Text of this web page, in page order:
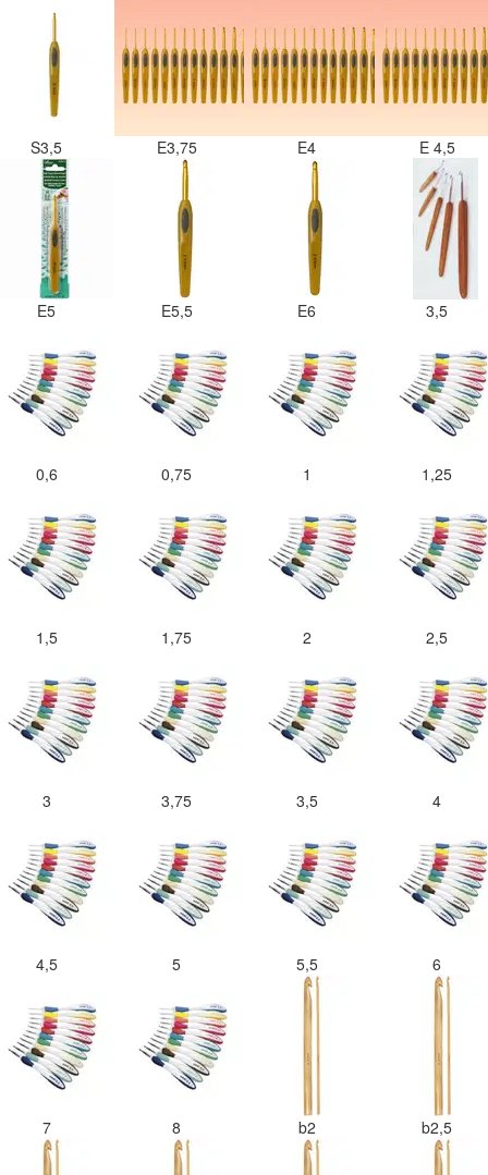
S3,5 E3,75 E4 E 4,5
E5 E5,5 E6 3,5
0,6 0,75 1 1,25
1,5 1,75 2 2,5
3 3,75 3,5 4
4,5 5 5,5 6
7 8 b2 b2,5